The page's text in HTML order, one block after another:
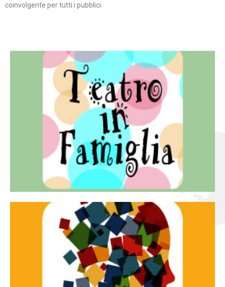
coinvolgente per tutti i pubblici.
Teatro in famiglia
Teatro In Famiglia è una rassegna di teatro concepita
per far condividere e godere del teatro all’intera
famiglia.
Continua
Tracce Dinamiche è una rassegna di teatro
d’innovazione e sperimentale.
Continua